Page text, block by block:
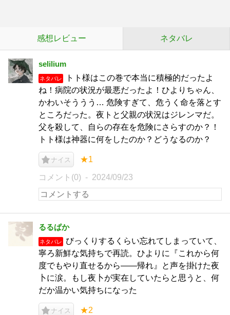
感想レビュー ネタバレ
selilium
ネタバレ
トト様はこの巻で本当に積極的だったよ
ね！病院の状況が最悪だったよ！ひよりちゃん、
かわいそううう… 危険すぎて、危うく命を落とす
ところだった。夜トと父親の状況はジレンマだ。
父を殺して、自らの存在を危険にさらすのか？！
トト様は神器に何をしたのか？どうなるのか？
ナイス ★1
コメント(0) 2024/09/23
るるぱか
ネタバレ
びっくりするくらい忘れてしまっていて、
寧ろ新鮮な気持ちで再読。ひよりに『これから何
度でもやり直せるから——帰れ』と声を掛けた夜
卜に涙。もし夜卜が実在していたらと思うと、何
だか温かい気持ちになった
ナイス ★2